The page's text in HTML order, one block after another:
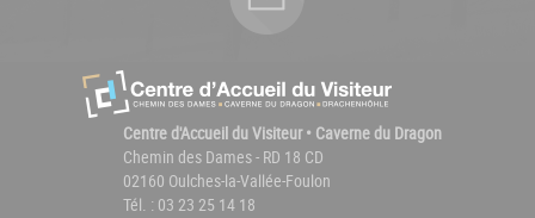
Centre d'Accueil du Visiteur • Caverne du Dragon
Chemin des Dames - RD 18 CD
02160 Oulches-la-Vallée-Foulon
Tél. : 03 23 25 14 18